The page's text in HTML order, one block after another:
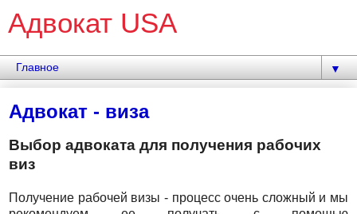
Адвокат USA
▼
Адвокат - виза
Выбор адвоката для получения рабочих
виз
Получение рабочей визы - процесс очень сложный и мы